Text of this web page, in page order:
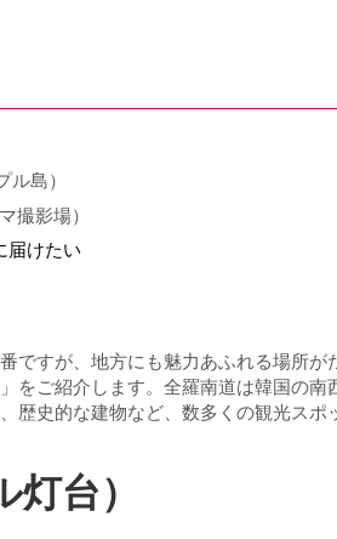
島）
撮影場）
届けたい
ですが、地方にも魅力あふれる場所
をご紹介します。全羅南道は韓国の
歴史的な建物など、数多くの観光スポ
台）